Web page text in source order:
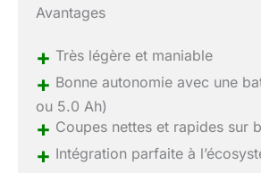
Avantages
+ Très légère et maniable
+ Bonne autonomie avec une
ou 5.0 Ah)
+ Coupes nettes et rapides sur
+ Intégration parfaite à